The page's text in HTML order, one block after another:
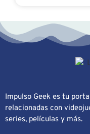
Impulso Geek es tu
relacionadas con
series, películas y más.